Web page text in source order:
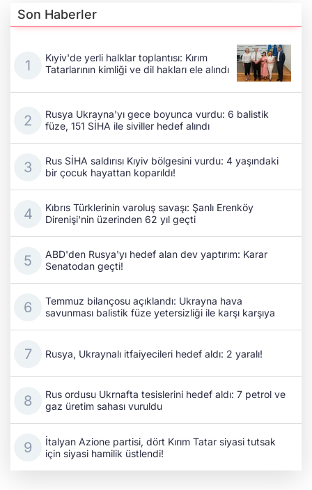
Son Haberler
Kıyiv'de yerli halklar toplantısı: Kırım
Tatarlarının kimliği ve dil hakları ele alındı
Rusya Ukrayna'yı gece boyunca vurdu: 6 balistik
füze, 151 SİHA ile siviller hedef alındı
Rus SİHA saldırısı Kıyiv bölgesini vurdu: 4 yaşındaki
bir çocuk hayattan koparıldı!
Kıbrıs Türklerinin varoluş savaşı: Şanlı Erenköy
Direnişi'nin üzerinden 62 yıl geçti
ABD'den Rusya'yı hedef alan dev yaptırım: Karar
Senatodan geçti!
Temmuz bilançosu açıklandı: Ukrayna hava
savunması balistik füze yetersizliği ile karşı karşıya
Rusya, Ukraynalı itfaiyecileri hedef aldı: 2 yaralı!
Rus ordusu Ukrnafta tesislerini hedef aldı: 7 petrol ve
gaz üretim sahası vuruldu
İtalyan Azione partisi, dört Kırım Tatar siyasi tutsak
için siyasi hamilik üstlendi!